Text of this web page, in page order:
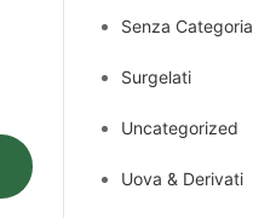
Senza Categoria
Surgelati
Uncategorized
Uova & Derivati